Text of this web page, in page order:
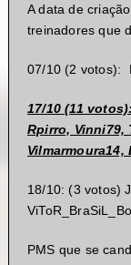
A data de
treinadores que
07/10 (2 votos):
17/10 (11
Rpirro, Vinni79,
18/10: (3 votos)
PMS que se